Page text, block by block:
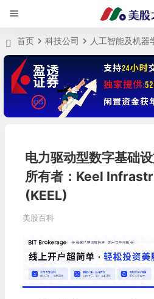
首页 科技公司 人工智能及机器
电力驱动型数字基础
所有者：Keel
(KEEL)
美股百科